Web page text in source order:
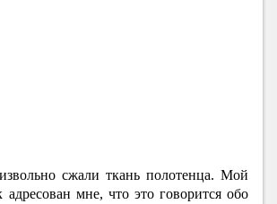
сжали ткань полотенца. Мой
адресован мне, что это говорится обо